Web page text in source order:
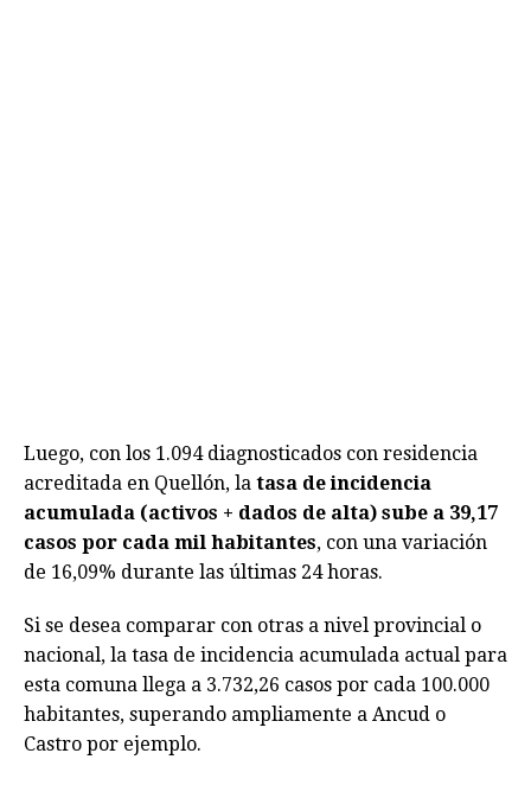
Luego, con los 1.094 diagnosticados con residencia
acreditada en Quellón, la tasa de incidencia
acumulada (activos + dados de alta) sube a 39,17
casos por cada mil habitantes, con una variación
de 16,09% durante las últimas 24 horas.
Si se desea comparar con otras a nivel provincial o
nacional, la tasa de incidencia acumulada actual para
esta comuna llega a 3.732,26 casos por cada 100.000
habitantes, superando ampliamente a Ancud o
Castro por ejemplo.